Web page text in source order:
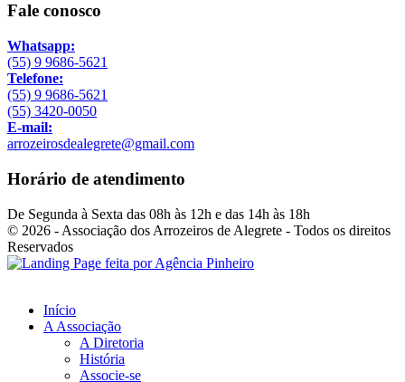
Fale conosco
Whatsapp:
(55) 9 9686-5621
Telefone:
(55) 9 9686-5621
(55) 3420-0050
E-mail:
arrozeirosdealegrete@gmail.com
Horário de atendimento
De Segunda à Sexta das 08h às 12h e das 14h às 18h
© 2026 - Associação dos Arrozeiros de Alegrete - Todos os direitos
Reservados
Início
A Associação
A Diretoria
História
Associe-se